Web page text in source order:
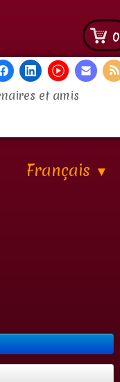
0
et amis
Français ▼